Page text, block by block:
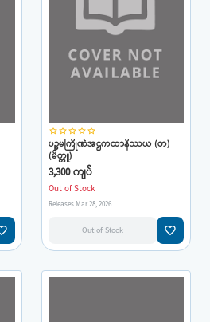
star_borderstar_borderstar_borderstar_borderstar_border
ပဉ္စမကြိုဏ်အဌကထာနိဿယ (တ)
(မိတ္တူ)
3,300 ကျပ်
Out of Stock
Releases Mar 28, 2026
Out of Stock favorite_border